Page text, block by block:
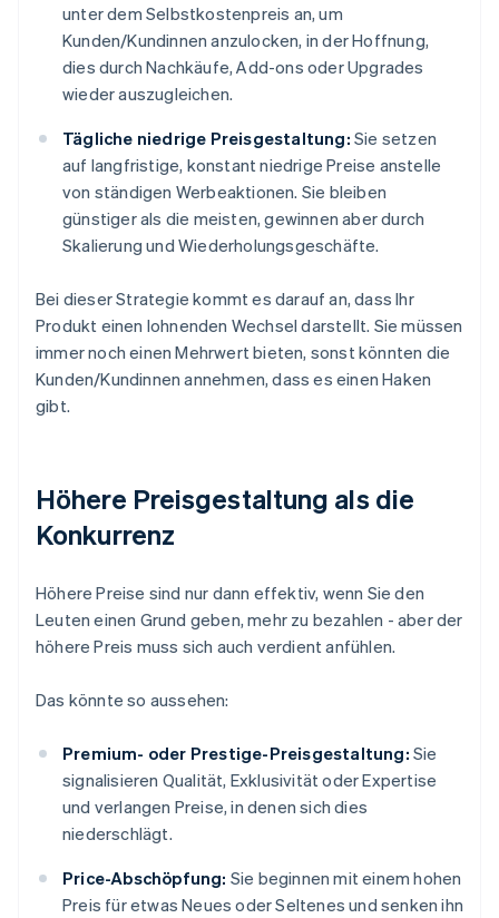
unter dem Selbstkostenpreis an, um
Kunden/Kundinnen anzulocken, in der Hoffnung,
dies durch Nachkäufe, Add-ons oder Upgrades
wieder auszugleichen.
Tägliche niedrige Preisgestaltung: Sie setzen
auf langfristige, konstant niedrige Preise anstelle
von ständigen Werbeaktionen. Sie bleiben
günstiger als die meisten, gewinnen aber durch
Skalierung und Wiederholungsgeschäfte.
Bei dieser Strategie kommt es darauf an, dass Ihr
Produkt einen lohnenden Wechsel darstellt. Sie müssen
immer noch einen Mehrwert bieten, sonst könnten die
Kunden/Kundinnen annehmen, dass es einen Haken
gibt.
Höhere Preisgestaltung als die
Konkurrenz
Höhere Preise sind nur dann effektiv, wenn Sie den
Leuten einen Grund geben, mehr zu bezahlen - aber der
höhere Preis muss sich auch verdient anfühlen.
Das könnte so aussehen:
Premium- oder Prestige-Preisgestaltung: Sie
signalisieren Qualität, Exklusivität oder Expertise
und verlangen Preise, in denen sich dies
niederschlägt.
Price-Abschöpfung: Sie beginnen mit einem hohen
Preis für etwas Neues oder Seltenes und senken ihn